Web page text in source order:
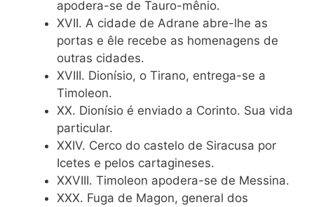
apodera-se de Tauro-mênio.
XVII. A cidade de Adrane abre-lhe as
portas e êle recebe as homenagens de
outras cidades.
XVIII. Dionísio, o Tirano, entrega-se a
Timoleon.
XX. Dionísio é enviado a Corinto. Sua vida
particular.
XXIV. Cerco do castelo de Siracusa por
Icetes e pelos cartagineses.
XXVIII. Timoleon apodera-se de Messina.
XXX. Fuga de Magon, general dos